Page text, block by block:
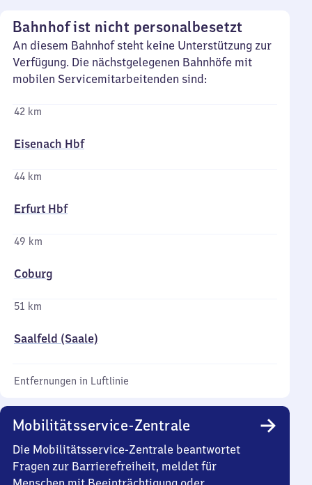
Bahnhof ist nicht personalbesetzt
An diesem Bahnhof steht keine Unterstützung zur
Verfügung. Die nächstgelegenen Bahnhöfe mit
mobilen Servicemitarbeitenden sind:
42 km
Eisenach Hbf
44 km
Erfurt Hbf
49 km
Coburg
51 km
Saalfeld (Saale)
Entfernungen in Luftlinie
Mobilitätsservice-Zentrale
Die Mobilitätsservice-Zentrale beantwortet
Fragen zur Barrierefreiheit, meldet für